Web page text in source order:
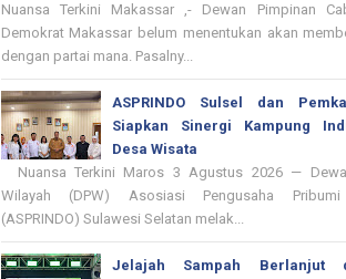
Nuansa Terkini Makassar ,- Dewan Pimpinan
Demokrat Makassar belum menentukan akan
dengan partai mana. Pasalny...
ASPRINDO Sulsel dan
Siapkan Sinergi Kampung
Desa Wisata
Nuansa Terkini Maros 3 Agustus 2026 —
Wilayah (DPW) Asosiasi Pengusaha Pribumi
(ASPRINDO) Sulawesi Selatan melak...
Jelajah Sampah Berlanjut